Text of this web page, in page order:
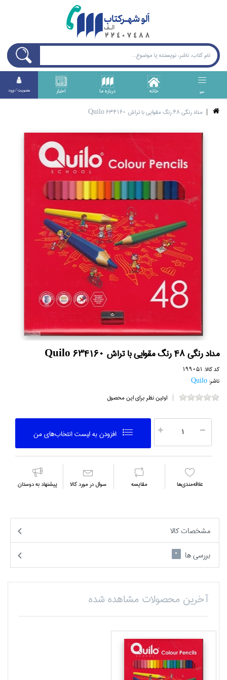
منو خانه درباره ما اخبار عضويت / ورود
مداد رنگي 48 رنگ مقوايي با تراش Quilo 634160
مداد رنگي 48 رنگ مقوايي با تراش Quilo 634160
کد کالا: 199051
ناشر:Quilo
اولین نظر برای این محصول
افزودن به ليست انتخاب‌هاي من
علاقه‌مندي‌ها مقايسه سوال در مورد كالا پیشنهاد به دوستان
مشخصات کالا
بررسی ها
0
آخرین محصولات مشاهده شده